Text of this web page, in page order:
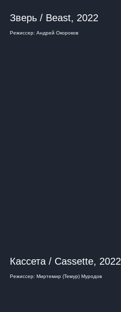
Зверь / Beast, 2022
Режиссер: Андрей Окороков
Кассета / Cassette, 2022
Режиссер: Миртемир (Темур) Муродов